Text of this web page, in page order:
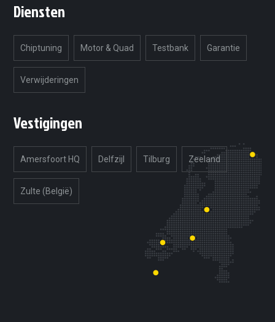
Diensten
Chiptuning Motor & Quad Testbank Garantie
Verwijderingen
Vestigingen
Amersfoort HQ Delfzijl Tilburg Zeeland
Zulte (België)